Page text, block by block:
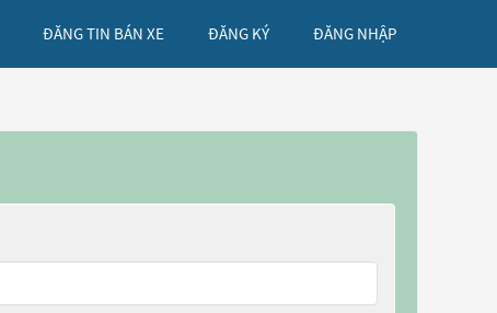
ĐĂNG TIN BÁN XE ĐĂNG KÝ ĐĂNG NHẬP